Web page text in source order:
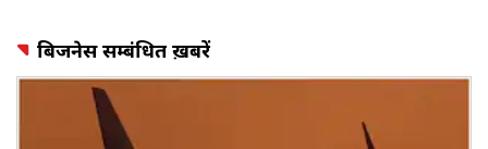
बिजनेस सम्बंधित ख़बरें